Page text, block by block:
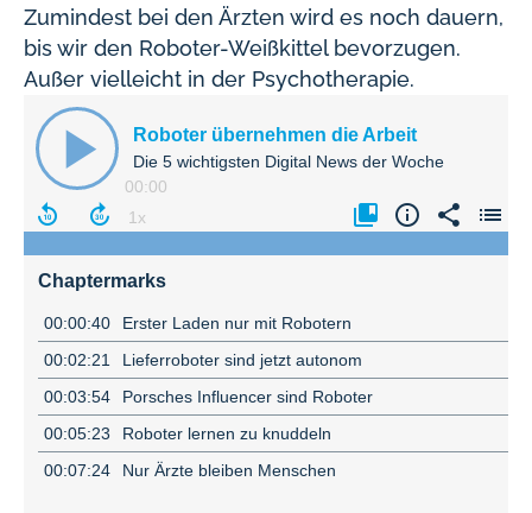
Zumindest bei den Ärzten wird es noch dauern,
bis wir den Roboter-Weißkittel bevorzugen.
Außer vielleicht in der Psychotherapie.